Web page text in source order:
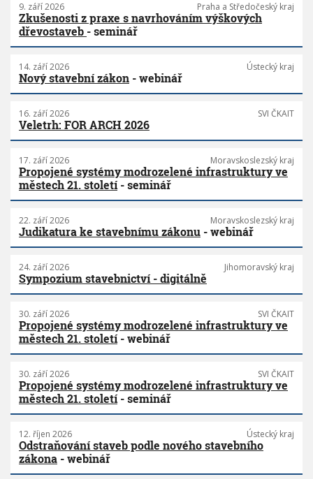
9. září 2026 Praha a Středočeský kraj
Zkušenosti z praxe s navrhováním výškových
dřevostaveb - seminář
14. září 2026 Ústecký kraj
Nový stavební zákon - webinář
16. září 2026 SVI ČKAIT
Veletrh: FOR ARCH 2026
17. září 2026 Moravskoslezský kraj
Propojené systémy modrozelené infrastruktury ve
městech 21. století- seminář
22. září 2026 Moravskoslezský kraj
Judikatura ke stavebnímu zákonu - webinář
24. září 2026 Jihomoravský kraj
Sympozium stavebnictví - digitálně
30. září 2026 SVI ČKAIT
Propojené systémy modrozelené infrastruktury ve
městech 21. století- webinář
30. září 2026 SVI ČKAIT
Propojené systémy modrozelené infrastruktury ve
městech 21. století- seminář
12. říjen 2026 Ústecký kraj
Odstraňování staveb podle nového stavebního
zákona - webinář